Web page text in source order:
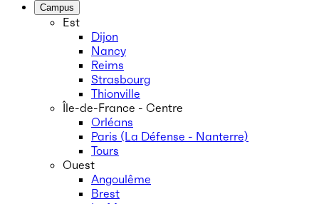
Campus
Est
Dijon
Nancy
Reims
Strasbourg
Thionville
Île-de-France - Centre
Orléans
Paris (La Défense - Nanterre)
Tours
Ouest
Angoulême
Brest